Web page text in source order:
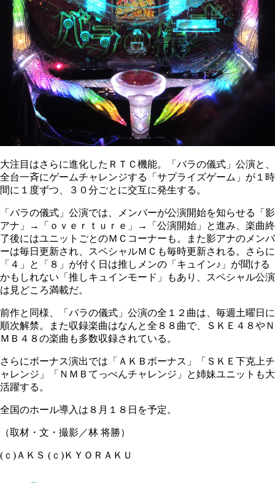
大注目はさらに進化したＲＴＣ機能。「バラの儀式」公演と、
全台一斉にゲームチャレンジする「サプライズゲーム」が１時
間に１度ずつ、３０分ごとに交互に発生する。
「バラの儀式」公演では、メンバーが公演開始を知らせる「影
アナ」→「ｏｖｅｒｔｕｒｅ」→「公演開始」と進み、楽曲終
了後にはユニットごとのＭＣコーナーも。また影アナのメンバ
ーは毎日更新され、スペシャルＭＣも毎時更新される。さらに
「４」と「８」が付く日は推しメンの「キュイン♪」が聞ける
かもしれない「推しキュインモード」もあり、スペシャル公演
は見どころ満載だ。
前作と同様、「バラの儀式」公演の全１２曲は、毎週土曜日に
順次解禁。また収録楽曲はなんと全８８曲で、ＳＫＥ４８やＮ
ＭＢ４８の楽曲も多数収録されている。
さらにボーナス演出では「ＡＫＢボーナス」「ＳＫＥ下克上チ
ャレンジ」「ＮＭＢてっぺんチャレンジ」と姉妹ユニットも大
活躍する。
全国のホール導入は８月１８日を予定。
（取材・文・撮影／林 将勝）
(ｃ)ＡＫＳ (ｃ)ＫＹＯＲＡＫＵ